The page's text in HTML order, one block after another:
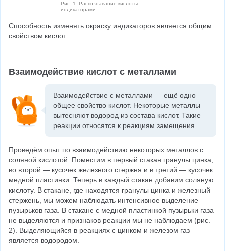
Рис. 1. Распознавание кислоты
индикаторами
Способность изменять окраску индикаторов является общим
свойством кислот.
Взаимодействие кислот с металлами
Взаимодействие с металлами — ещё одно
общее свойство кислот. Некоторые металлы
вытесняют водород из состава кислот. Такие
реакции относятся к реакциям замещения.
Проведём опыт по взаимодействию некоторых металлов с
соляной кислотой. Поместим в первый стакан гранулы цинка,
во второй — кусочек железного стержня и в третий — кусочек
медной пластинки. Теперь в каждый стакан добавим соляную
кислоту. В стакане, где находятся гранулы цинка и железный
стержень, мы можем наблюдать интенсивное выделение
пузырьков газа. В стакане с медной пластинкой пузырьки газа
не выделяются и признаков реакции мы не наблюдаем (рис.
2). Выделяющийся в реакциях с цинком и железом газ
является водородом.